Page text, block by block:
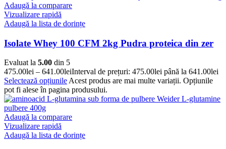
Adaugă la comparare
Vizualizare rapidă
Adaugă la lista de dorințe
Isolate Whey 100 CFM 2kg Pudra proteica din zer
Evaluat la 5.00 din 5
475.00lei – 641.00leiInterval de prețuri: 475.00lei până la 641.00lei
Selectează opțiunile Acest produs are mai multe variații. Opțiunile
pot fi alese în pagina produsului.
Adaugă la comparare
Vizualizare rapidă
Adaugă la lista de dorințe